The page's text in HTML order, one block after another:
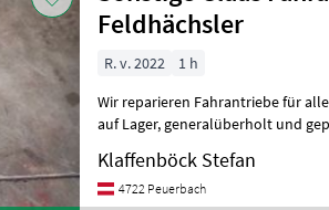
Feldhächsler
R. v. 2022
1 h
Wir reparieren Fahrantriebe für alle Marken, viele
auf Lager, generalüberholt und geprüft Údržbarské súpravy a
Klaffenböck Stefan
4722 Peuerbach